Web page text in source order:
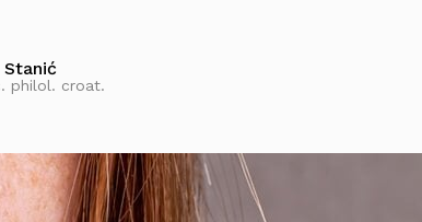
philol. croat.